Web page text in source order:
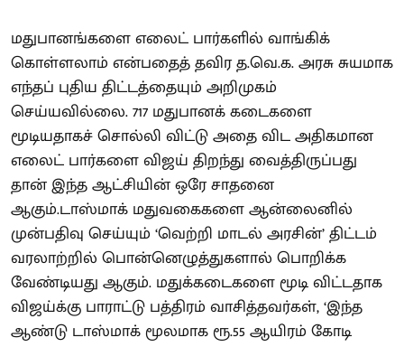
மதுபானங்களை எலைட் பார்களில் வாங்கிக்
கொள்ளலாம் என்பதைத் தவிர த.வெ.க. அரசு சுயமாக
எந்தப் புதிய திட்டத்தையும் அறிமுகம்
செய்யவில்லை. 717 மதுபானக் கடைகளை
மூடியதாகச் சொல்லி விட்டு அதை விட அதிகமான
எலைட் பார்களை விஜய் திறந்து வைத்திருப்பது
தான் இந்த ஆட்சியின் ஒரே சாதனை
ஆகும்.டாஸ்மாக் மதுவகைகளை ஆன்லைனில்
முன்பதிவு செய்யும் ‘வெற்றி மாடல் அரசின்’ திட்டம்
வரலாற்றில் பொன்னெழுத்துகளால் பொறிக்க
வேண்டியது ஆகும். மதுக்கடைகளை மூடி விட்டதாக
விஜய்க்கு பாராட்டு பத்திரம் வாசித்தவர்கள், ‘இந்த
ஆண்டு டாஸ்மாக் மூலமாக ரூ.55 ஆயிரம் கோடி